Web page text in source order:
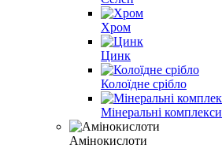
Хром
Цинк
Колоїдне срібло
Мінеральні комплекси
Амінокислоти